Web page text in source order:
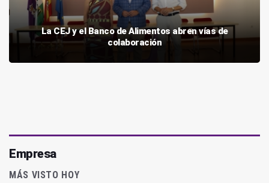
La CEJ y el Banco de Alimentos abren vías de
colaboración
Empresa
MÁS VISTO HOY